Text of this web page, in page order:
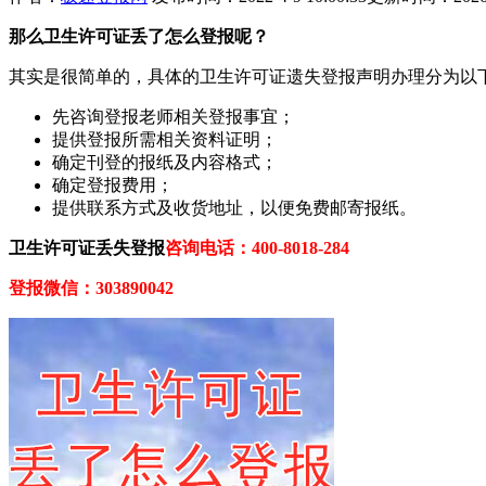
那么卫生许可证丢了怎么登报呢？
其实是很简单的，具体的卫生许可证遗失登报声明办理分为以
先咨询登报老师相关登报事宜；
提供登报所需相关资料证明；
确定刊登的报纸及内容格式；
确定登报费用；
提供联系方式及收货地址，以便免费邮寄报纸。
卫生许可证丢失登报咨询电话：400-8018-284
登报微信：303890042